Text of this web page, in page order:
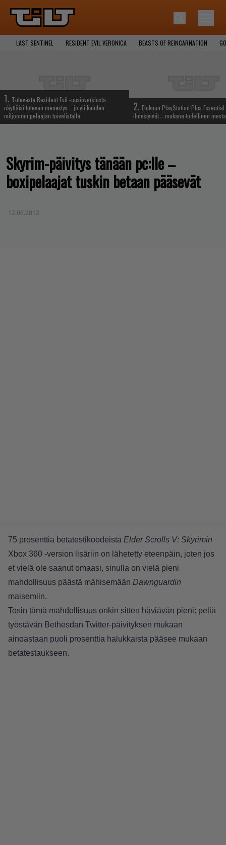
LAST SENTINEL RESIDENT EVIL VERONICA BEASTS OF REINCARNATION
1. Tulevasta Resident Evil -uusioversiosta
näyttäisi tulevan menestys – jo yli kahden
miljoonan pelaajan toivelistalla
2. Elokuun PlayStation Plus
ilmestyivät – mukana todellinen
Skyrim-päivitys tänään pc:lle –
boxipelaajat tuskin betaan pääsevät
12.06.2012
75 prosenttia betatestikoodeista Elder Scrolls V: Skyrimin
Xbox 360 -version lisäriin on lähetetty eteenpäin, joten jos
et vielä ole saanut omaasi, sinulla on vielä pieni
mahdollisuus päästä mähisemään Dawnguardin
maisemiin.
Tosin tämä mahdollisuus onkin sitten häviävän pieni: peliä
työstävän Bethesdan Twitter-päivityksen mukaan
ainoastaan puoli prosenttia halukkaista pääsee mukaan
betatestaukseen.